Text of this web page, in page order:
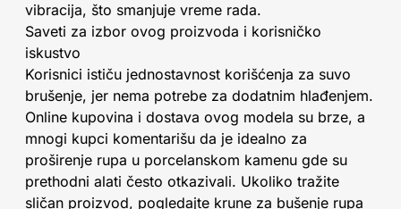
vibracija, što smanjuje vreme rada.
Saveti za izbor ovog proizvoda i korisničko
iskustvo
Korisnici ističu jednostavnost korišćenja za suvo
brušenje, jer nema potrebe za dodatnim hlađenjem.
Online kupovina i dostava ovog modela su brze, a
mnogi kupci komentarišu da je idealno za
proširenje rupa u porcelanskom kamenu gde su
prethodni alati često otkazivali. Ukoliko tražite
sličan proizvod, pogledajte krune za bušenje rupa